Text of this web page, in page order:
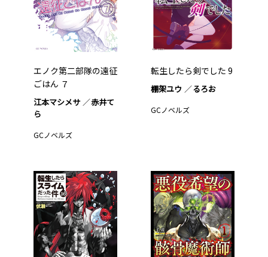
エノク第二部隊の遠征
ごはん ７
江本マシメサ
赤井て
ら
GCノベルズ
転生したら剣でした 9
棚架ユウ るろお
GCノベルズ